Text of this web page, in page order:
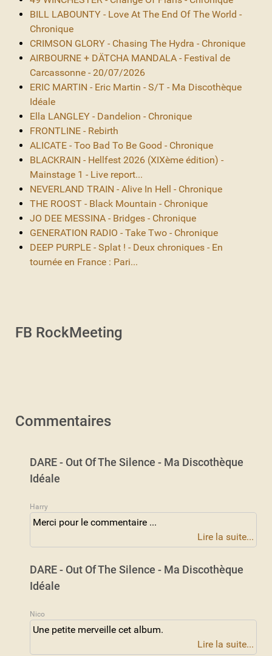
BILL LABOUNTY - Love At The End Of The World -
Chronique
CRIMSON GLORY - Chasing The Hydra - Chronique
AIRBOURNE + DÄTCHA MANDALA - Festival de
Carcassonne - 20/07/2026
ERIC MARTIN - Eric Martin - S/T - Ma Discothèque
Idéale
Ella LANGLEY - Dandelion - Chronique
FRONTLINE - Rebirth
ALICATE - Too Bad To Be Good - Chronique
BLACKRAIN - Hellfest 2026 (XIXème édition) -
Mainstage 1 - Live report...
NEVERLAND TRAIN - Alive In Hell - Chronique
THE ROOST - Black Mountain - Chronique
JO DEE MESSINA - Bridges - Chronique
GENERATION RADIO - Take Two - Chronique
DEEP PURPLE - Splat ! - Deux chroniques - En
tournée en France : Pari...
FB RockMeeting
Commentaires
DARE - Out Of The Silence - Ma Discothèque
Idéale
Harry
Merci pour le commentaire ...
Lire la suite...
DARE - Out Of The Silence - Ma Discothèque
Idéale
Nico
Une petite merveille cet album.
Lire la suite...